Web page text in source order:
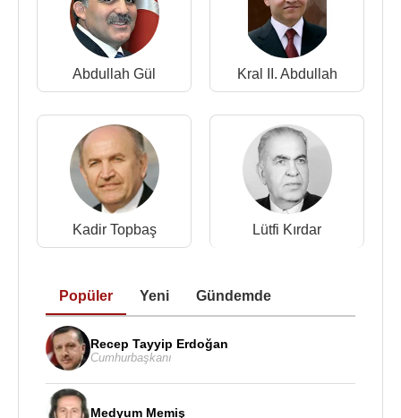
Abdullah Gül Kral II. Abdullah
Kadir Topbaş Lütfi Kırdar
Popüler Yeni Gündemde
Recep Tayyip Erdoğan
Cumhurbaşkanı
Medyum Memiş